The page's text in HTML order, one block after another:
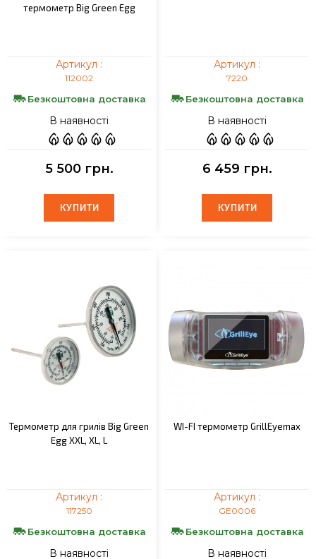
термометр Big Green Egg
Артикул :
112002
Безкоштовна доставка
В наявності
5 500 грн.
КУПИТИ
КУПИТИ
Артикул :
7220
Безкоштовна доставка
В наявності
6 459 грн.
КУПИТИ
КУПИТИ
Термометр для грилів Big Green
Egg XXL, XL, L
Артикул :
117250
Безкоштовна доставка
В наявності
WI-FI термометр GrillEyemax
Артикул :
GE0006
Безкоштовна доставка
В наявності